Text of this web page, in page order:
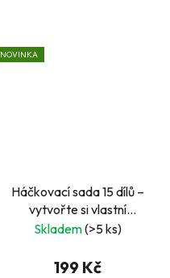
NOVINKA
Háčkovací sada 15 dílů –
vytvořte si vlastní
roztomilou dekoraci
Skladem(>5 ks)
199 Kč